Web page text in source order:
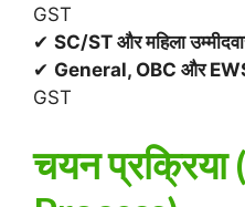
GST
✔ SC/ST और महिला
✔ General, OBC और EWS
GST
चयन